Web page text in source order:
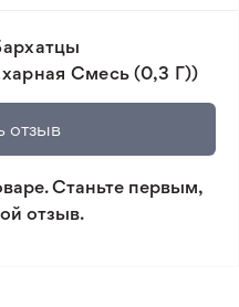
за товар,
Согласно
Смесь (0,3 Г))
отзыв
Станьте первым,
отзыв.